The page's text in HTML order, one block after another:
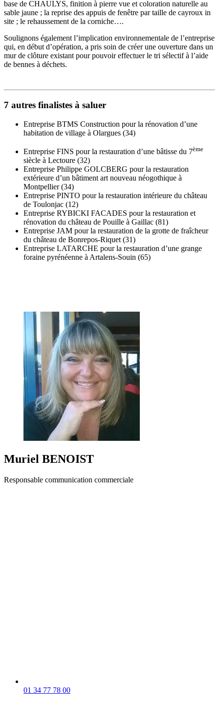
base de CHAULYS, finition à pierre vue et coloration naturelle au
sable jaune ; la reprise des appuis de fenêtre par taille de cayroux in
site ; le rehaussement de la corniche….
Soulignons également l’implication environnementale de l’entreprise
qui, en début d’opération, a pris soin de créer une ouverture dans un
mur de clôture existant pour pouvoir effectuer le tri sélectif à l’aide
de bennes à déchets.
7 autres finalistes à saluer
Entreprise BTMS Construction pour la rénovation d’une
habitation de village à Olargues (34)
Entreprise FINS pour la restauration d’une bâtisse du 7ème
siècle à Lectoure (32)
Entreprise Philippe GOLCBERG pour la restauration
extérieure d’un bâtiment art nouveau néogothique à
Montpellier (34)
Entreprise PINTO pour la restauration intérieure du château
de Toulonjac (12)
Entreprise RYBICKI FACADES pour la restauration et
rénovation du château de Pouille à Gaillac (81)
Entreprise JAM pour la restauration de la grotte de fraîcheur
du château de Bonrepos-Riquet (31)
Entreprise LATARCHE pour la restauration d’une grange
foraine pyrénéenne à Artalens-Souin (65)
Muriel BENOIST
Responsable communication commerciale
01 34 77 78 00